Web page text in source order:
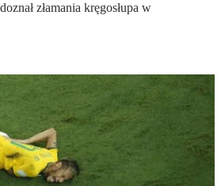
złamania kręgosłupa w